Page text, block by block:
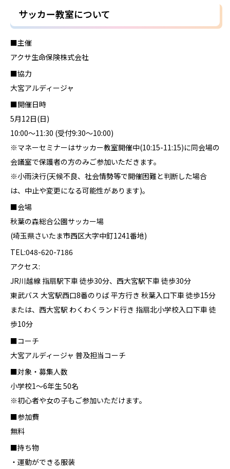
サッカー教室について
■主催
アクサ生命保険株式会社
■協力
大宮アルディージャ
■開催日時
5月12日(日)
10:00～11:30 (受付9:30～10:00)
※マネーセミナーはサッカー教室開催中(10:15-11:15)に同会場の
会議室で保護者の方のみご参加いただきます。
※小雨決行(天候不良、社会情勢等で開催困難と判断した場合
は、中止や変更になる可能性があります)。
■会場
秋葉の森総合公園サッカー場
(埼玉県さいたま市西区大字中釘1241番地)
TEL:048-620-7186
アクセス:
JR川越線 指扇駅下車 徒歩30分、西大宮駅下車 徒歩30分
東武バス 大宮駅西口8番のりば 平方行き 秋葉入口下車 徒歩15分
または、西大宮駅 わくわくランド行き 指扇北小学校入口下車 徒
歩10分
■コーチ
大宮アルディージャ 普及担当コーチ
■対象・募集人数
小学校1～6年生 50名
※初心者や女の子もご参加いただけます。
■参加費
無料
■持ち物
・運動ができる服装